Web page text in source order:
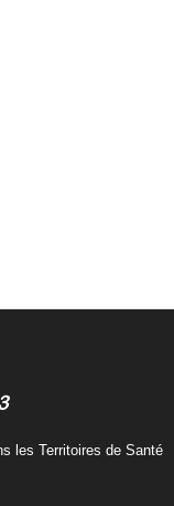
les Territoires de Santé